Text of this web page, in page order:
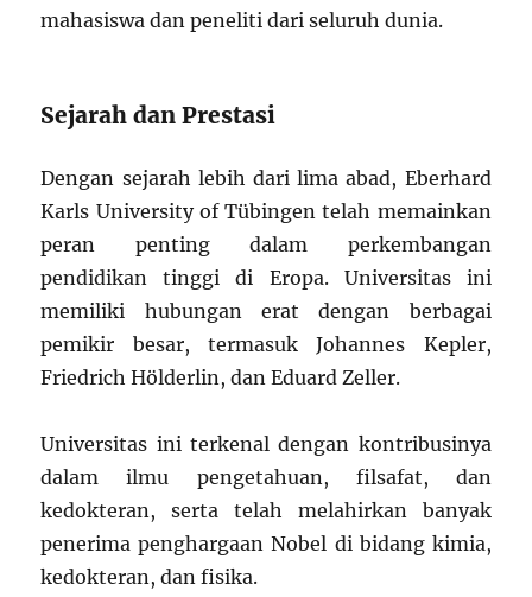
mahasiswa dan peneliti dari seluruh dunia.
Sejarah dan Prestasi
Dengan sejarah lebih dari lima abad, Eberhard
Karls University of Tübingen telah memainkan
peran penting dalam perkembangan
pendidikan tinggi di Eropa. Universitas ini
memiliki hubungan erat dengan berbagai
pemikir besar, termasuk Johannes Kepler,
Friedrich Hölderlin, dan Eduard Zeller.
Universitas ini terkenal dengan kontribusinya
dalam ilmu pengetahuan, filsafat, dan
kedokteran, serta telah melahirkan banyak
penerima penghargaan Nobel di bidang kimia,
kedokteran, dan fisika.